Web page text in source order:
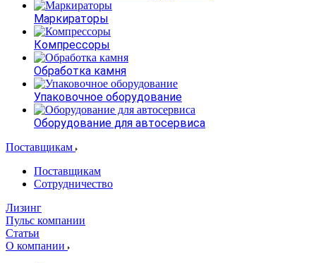
Маркираторы
Компрессоры
Обработка камня
Упаковочное оборудование
Оборудование для автосервиса
Поставщикам
Поставщикам
Сотрудничество
Лизинг
Пульс компании
Статьи
О компании